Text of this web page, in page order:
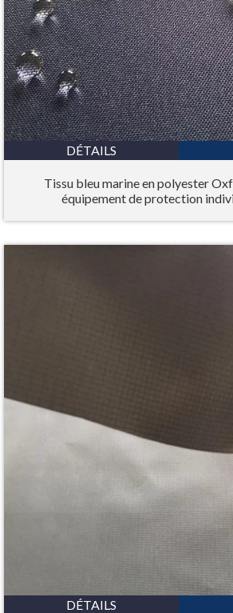
DÉTAILS
Tissu bleu marine en polyester
équipement de protection
DÉTAILS